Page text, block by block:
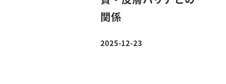
関係
投稿日
2025-12-23